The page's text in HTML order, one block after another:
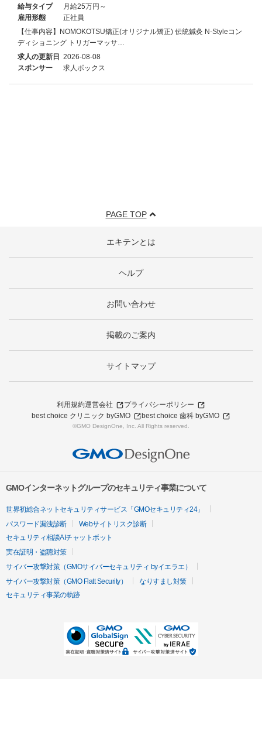
給与タイプ
月給25万円～
雇用形態
正社員
【仕事内容】NOMOKOTSU矯正(オリジナル矯正) 伝統鍼灸 N-Styleコン
ディショニング トリガーマッサ…
求人の更新日 2026-08-08
スポンサー
求人ボックス
PAGE TOP
エキテンとは
ヘルプ
お問い合わせ
掲載のご案内
サイトマップ
利用規約運営会社
プライバシーポリシー
best choice クリニック byGMO
best choice 歯科 byGMO
©GMO DesignOne, Inc. All Rights reserved.
GMOインターネットグループのセキュリティ事業について
世界初総合ネットセキュリティサービス「GMOセキュリティ24」
パスワード漏洩診断
Webサイトリスク診断
セキュリティ相談AIチャットボット
実在証明・盗聴対策
サイバー攻撃対策（GMOサイバーセキュリティ byイエラエ）
サイバー攻撃対策（GMO Flatt Security）
なりすまし対策
セキュリティ事業の軌跡